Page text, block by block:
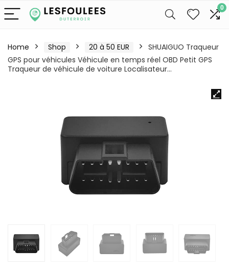
0
Home Shop 20 à 50 EUR
SHUAIGUO Traqueur
GPS pour véhicules Véhicule en temps réel OBD Petit GPS
Traqueur de véhicule de voiture Localisateur…